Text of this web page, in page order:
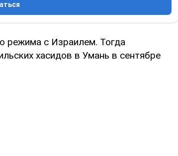
режима с Израилем. Тогда
хасидов в Умань в сентябре